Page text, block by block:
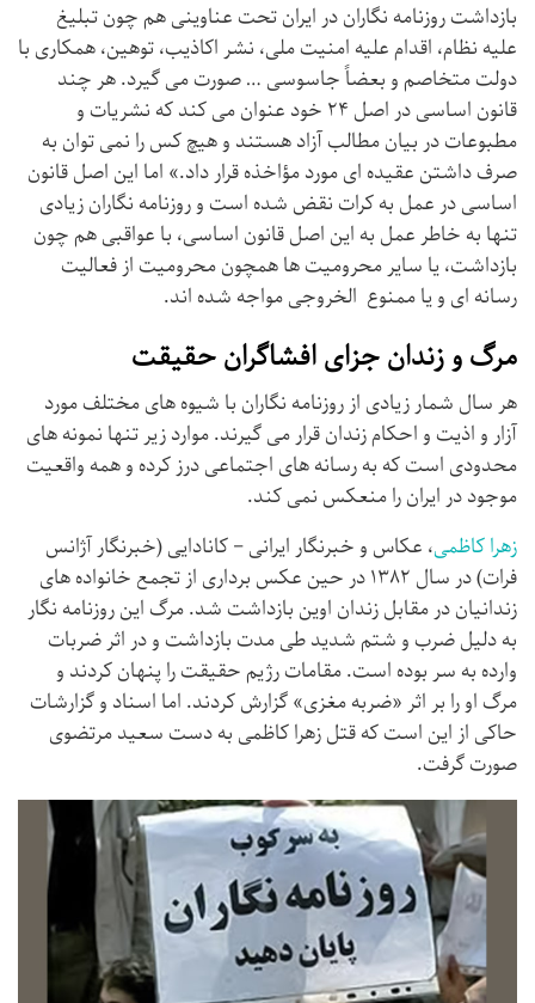
بازداشت روزنامه نگاران در ایران تحت عناوینی هم چون تبلیغ
علیه نظام، اقدام علیه امنیت ملی، نشر اکاذیب، ‌توهین، همکاری با
دولت متخاصم و بعضاً جاسوسی … صورت می گیرد. هر چند
قانون اساسی در اصل ۲۴ خود عنوان می کند که نشریات و
مطبوعات در بیان مطالب آزاد هستند و هیچ کس را نمی توان به
صرف داشتن عقیده ای مورد مؤاخذه قرار داد.» اما این اصل قانون
اساسی در عمل به کرات نقض شده است و روزنامه نگاران زیادی
تنها به خاطر عمل به این اصل قانون اساسی، با عواقبی هم چون
بازداشت، یا سایر محرومیت ها همچون محرومیت از فعالیت
رسانه ای و یا ممنوع الخروجی مواجه شده اند.
مرگ و زندان جزای افشاگران حقیقت
هر سال شمار زیادی از روزنامه نگاران با شیوه های مختلف مورد
آزار و اذیت و احکام زندان قرار می گیرند. موارد زیر تنها نمونه های
محدودی است که به رسانه های اجتماعی درز کرده و همه واقعیت
موجود در ایران را منعکس نمی کند.
زهرا کاظمی، عکاس و خبرنگار ایرانی – کانادایی (خبرنگار آژانس
فرات) در سال ۱۳۸۲ در حین عکس برداری از تجمع خانواده های
زندانیان در مقابل زندان اوین بازداشت شد. مرگ این روزنامه نگار
به دلیل ضرب و شتم شدید طی مدت بازداشت و در اثر ضربات
وارده به سر بوده است. مقامات رژیم حقیقت را پنهان کردند و
مرگ او را بر اثر «ضربه مغزی» گزارش کردند. اما اسناد و گزارشات
حاکی از این است که قتل زهرا کاظمی به دست سعید مرتضوی
صورت گرفت.